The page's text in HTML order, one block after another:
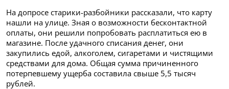
На допросе старики-разбойники рассказали, что карту
нашли на улице. Зная о возможности бесконтактной
оплаты, они решили попробовать расплатиться ею в
магазине. После удачного списания денег, они
закупились едой, алкоголем, сигаретами и чистящими
средствами для дома. Общая сумма причиненного
потерпевшему ущерба составила свыше 5,5 тысяч
рублей.